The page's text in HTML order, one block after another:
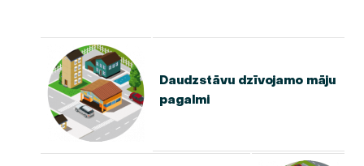
Daudzstāvu dzīvojamo māju
pagalmi